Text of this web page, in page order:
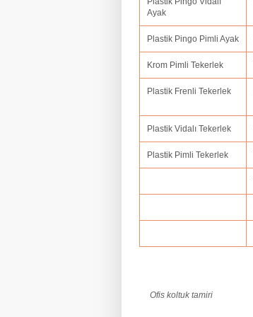
Ayak
Plastik Pingo Pimli Ayak
Krom Pimli Tekerlek
Plastik Frenli Tekerlek
Plastik Vidalı Tekerlek
Plastik Pimli Tekerlek
Ofis koltuk tamiri